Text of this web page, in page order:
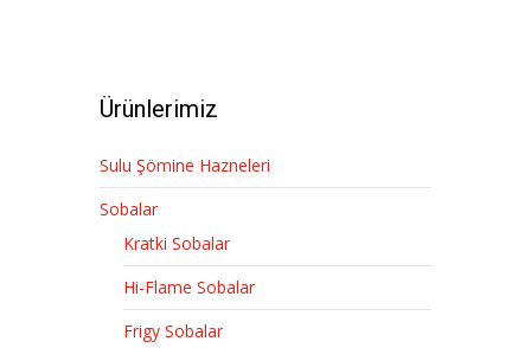
Ürünlerimiz
Sulu Şömine Hazneleri
Sobalar
Kratki Sobalar
Hi-Flame Sobalar
Frigy Sobalar